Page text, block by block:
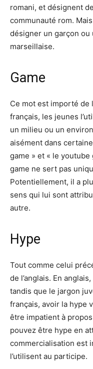
romani, et désignent
communauté rom.
désigner un garçon
marseillaise.
Game
Ce mot est importé de
français, les jeunes
un milieu ou un
aisément dans
game » et « le youtube
game ne sert pas
Potentiellement, il a
sens qui lui sont
autre.
Hype
Tout comme celui
de l’anglais. En
tandis que le jargon
français, avoir la hype
être impatient à
pouvez être hype en
commercialisation est
l’utilisent au participe.